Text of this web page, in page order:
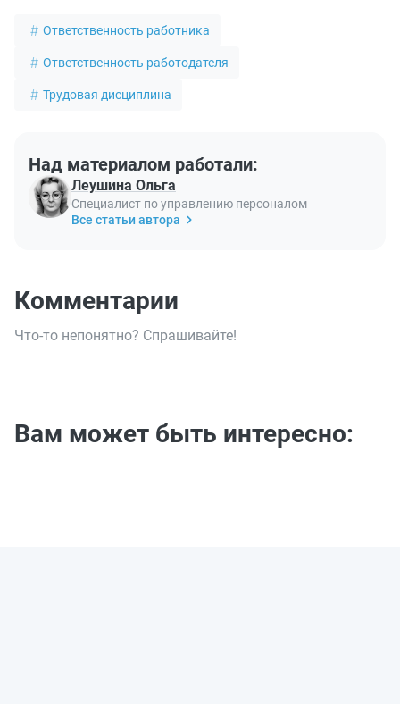
Ответственность работника
Ответственность работодателя
Трудовая дисциплина
Над материалом работали:
Леушина Ольга
Специалист по управлению персоналом
Все статьи автора
Комментарии
Что-то непонятно? Спрашивайте!
Вам может быть интересно: